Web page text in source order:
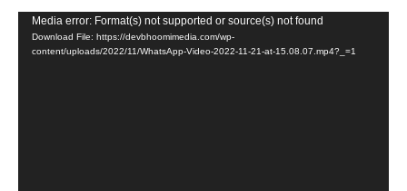
Video
Player
Media error: Format(s) not supported or source(s) not found
Download File: https://devbhoomimedia.com/wp-
content/uploads/2022/11/WhatsApp-Video-2022-11-21-at-15.08.07.mp4?_=1